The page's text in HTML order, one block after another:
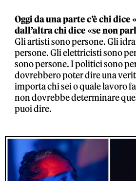
Oggi da una parte c’è chi dice
dall’altra chi dice «se non
Gli artisti sono persone. Gli
persone. Gli elettricisti sono
sono persone. I politici sono
dovrebbero poter dire una
importa chi sei o quale lavoro
non dovrebbe determinare
puoi dire.